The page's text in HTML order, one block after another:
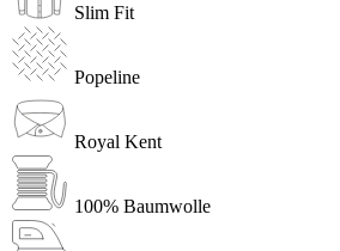
Slim Fit
Popeline
Royal Kent
100% Baumwolle